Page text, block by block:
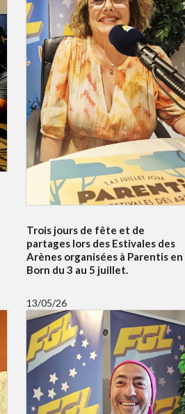
Trois jours de fête et de
partages lors des Estivales des
Arènes organisées à Parentis en
Born du 3 au 5 juillet.
13/05/26